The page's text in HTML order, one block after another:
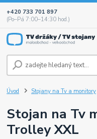
+420 733 701 897
(Po–Pá 7:00–14:30 hod.)
Úvod Stojany na Tv a monitory
Stojan na Tv
Trolley XXL